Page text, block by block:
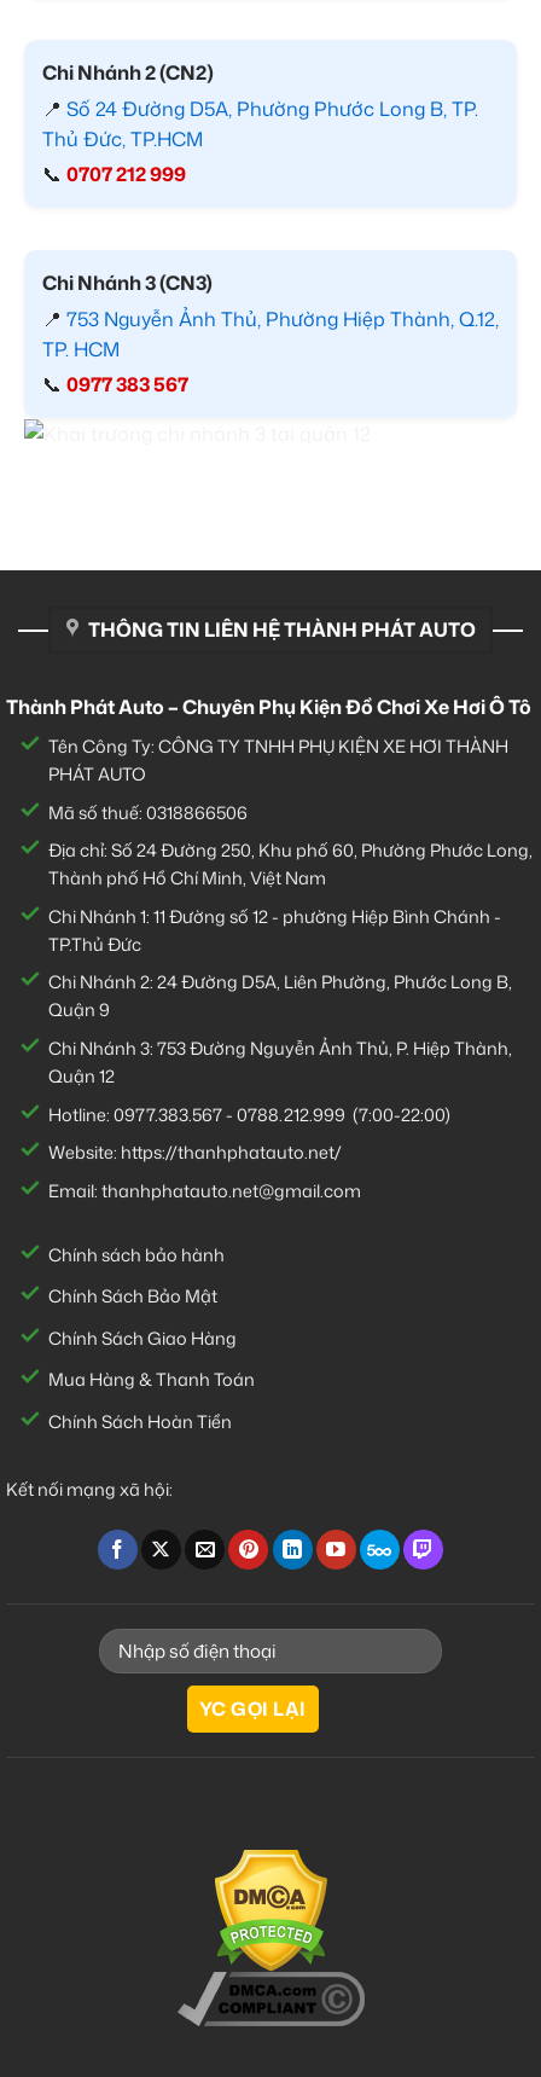
Chi Nhánh 2 (CN2)
📍 Số 24 Đường D5A, Phường Phước Long B, TP.
Thủ Đức, TP.HCM
📞 0707 212 999
Chi Nhánh 3 (CN3)
📍 753 Nguyễn Ảnh Thủ, Phường Hiệp Thành, Q.12,
TP. HCM
📞 0977 383 567
THÔNG TIN LIÊN HỆ THÀNH PHÁT AUTO
Thành Phát Auto – Chuyên Phụ Kiện Đồ Chơi Xe Hơi Ô Tô
Tên Công Ty: CÔNG TY TNHH PHỤ KIỆN XE HƠI THÀNH
PHÁT AUTO
Mã số thuế: 0318866506
Địa chỉ: Số 24 Đường 250, Khu phố 60, Phường Phước Long,
Thành phố Hồ Chí Minh, Việt Nam
Chi Nhánh 1:11 Đường số 12 - phường Hiệp Bình Chánh -
TP.Thủ Đức
Chi Nhánh 2:24 Đường D5A, Liên Phường, Phước Long B,
Quận 9
Chi Nhánh 3:753 Đường Nguyễn Ảnh Thủ, P. Hiệp Thành,
Quận 12
Hotline:0977.383.567-0788.212.999 (7:00-22:00)
Website: https://thanhphatauto.net/
Email:thanhphatauto.net@gmail.com
Chính sách bảo hành
Chính Sách Bảo Mật
Chính Sách Giao Hàng
Mua Hàng & Thanh Toán
Chính Sách Hoàn Tiền
Kết nối mạng xã hội: